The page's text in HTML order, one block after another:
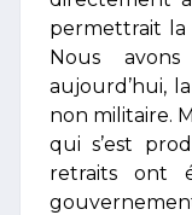
permettrait la
Nous
aujourd’hui,
non militaire.
qui s’est
retraits ont